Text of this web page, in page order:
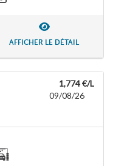
AFFICHER LE DÉTAIL
1,774 €/L
09/08/26